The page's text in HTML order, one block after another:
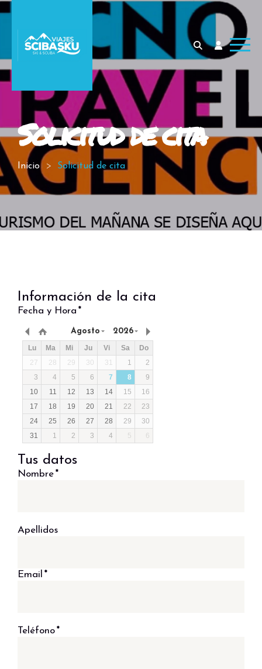
Solicitud de cita
Inicio Solicitud de cita
Información de la cita
Fecha y Hora *
Agosto 2026
Lu Ma Mi Ju Vi Sa
Do
27
28 29 30 31 1
2
3
4 5 6 7 8
9
10
11 12 13 14 15
16
17
18 19 20 21 22
23
24
25 26 27 28 29
30
31
1 2 3 4 5 6
Tus datos
Nombre*
Apellidos
Email *
Teléfono*